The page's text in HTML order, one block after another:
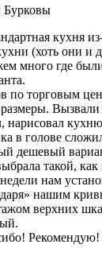
Бурковы
кухня
(хоть они и
много где
по торговым
нарисовал
в голове
дешевый
такой,
нам
нашим
верхних
Рекомендую!